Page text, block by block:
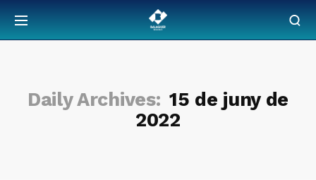
Daily Archives: 15 de juny de
2022